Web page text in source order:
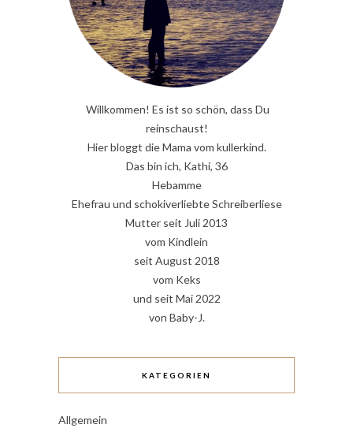
Willkommen! Es ist so schön, dass Du
reinschaust!
Hier bloggt die Mama vom kullerkind.
Das bin ich, Kathi, 36
Hebamme
Ehefrau und schokiverliebte Schreiberliese
Mutter seit Juli 2013
vom Kindlein
seit August 2018
vom Keks
und seit Mai 2022
von Baby-J.
KATEGORIEN
Allgemein